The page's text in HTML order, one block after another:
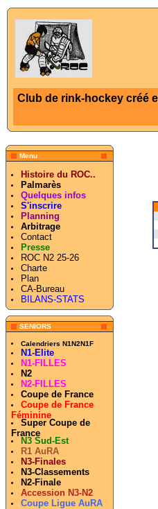
Club de rink-hockey créé
Menu
Histoire du ROC..
Palmarès
Quelques infos
S'inscrire
Planning
Arbitrage
Contact
Presse
ROC N2 25-26
Charte
Plan
CA-Bureau
BILANS-STATS
SENIORS
Calendriers N1N2N1F
N1-Elite
N1-FILLES
N2
N2-FILLES
Coupe de France
Coupe de France
Féminine
Super Coupe de
France
N3 Sud-Est
R1 AuRA
N3-Finales
N3-Classements
N2-Finale
Accession N3-N2
Coupe Ligue AuRA